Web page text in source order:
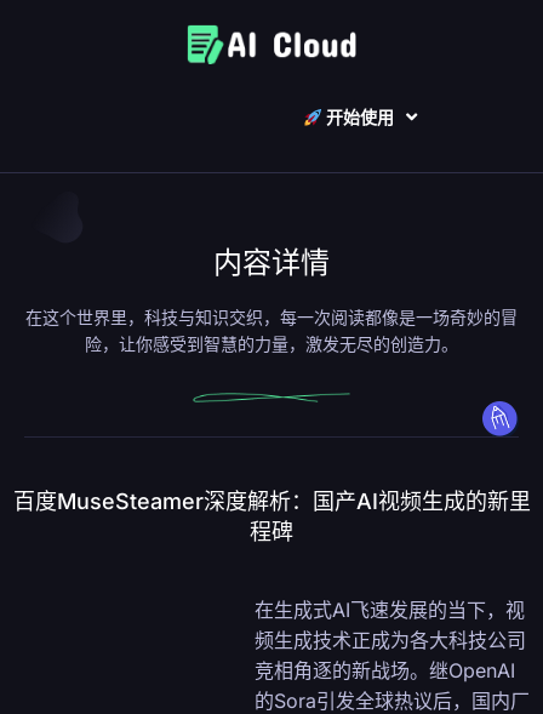
开始使用
内容详情
在这个世界里，科技与知识交织，每一次阅读都像是一场奇妙的冒
险，让你感受到智慧的力量，激发无尽的创造力。
百度MuseSteamer深度解析：国产AI视频生成的新里
程碑
在生成式AI飞速发展的当下，视
频生成技术正成为各大科技公司
竞相角逐的新战场。继OpenAI
的Sora引发全球热议后，国内厂